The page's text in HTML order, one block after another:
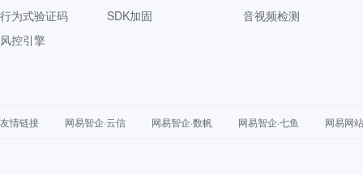
行为式验证码
风控引擎
SDK加固
音视频检测
友情链接 网易智企·云信 网易智企·数帆 网易智企·七鱼 网易网